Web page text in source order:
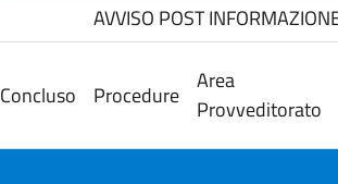
AVVISO POST
Concluso Procedure
Area
Provveditorato